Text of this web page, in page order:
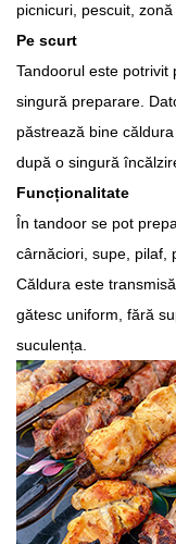
picnicuri, pescuit,
Pe scurt
Tandoorul este potrivit
singură preparare.
păstrează bine
după o singură
Funcționalitate
În tandoor se pot
cârnăciori, supe, pilaf,
Căldura este
gătesc uniform, fără
suculența.